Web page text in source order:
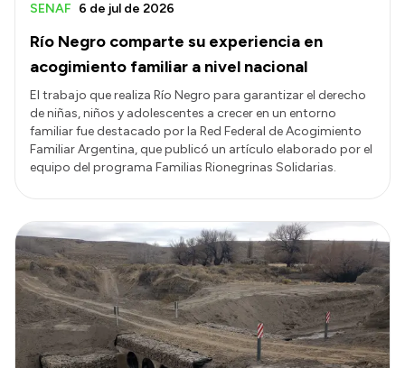
Río Negro comparte su experiencia en
acogimiento familiar a nivel nacional
SENAF 6 de jul de 2026
El trabajo que realiza Río Negro para garantizar el derecho
de niñas, niños y adolescentes a crecer en un entorno
familiar fue destacado por la Red Federal de Acogimiento
Familiar Argentina, que publicó un artículo elaborado por el
equipo del programa Familias Rionegrinas Solidarias.